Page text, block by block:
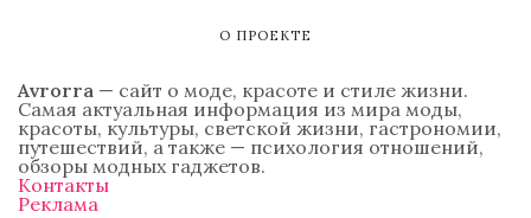
О ПРОЕКТЕ
Avrorra — сайт о моде, красоте и стиле жизни.
Самая актуальная информация из мира моды,
красоты, культуры, светской жизни, гастрономии,
путешествий, а также — психология отношений,
обзоры модных гаджетов.
Контакты
Реклама